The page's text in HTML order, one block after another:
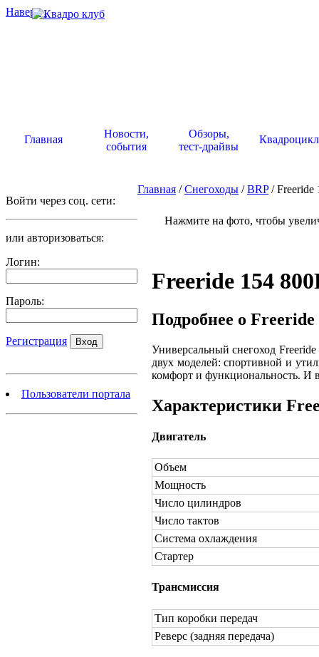
Наверх .
Главная
Новости,
события
Обзоры,
тест-драйвы
Войти через соц. сети:
или авторизоваться:
Логин:
Пароль:
Регистрация
Пользователи портала
Главная /Снегоходы /BRP/ Freeride
Нажмите на фото, чтобы
Freeride 154
Подробнее о
Универсальный снегоход
двух моделей: спортивной и
комфорт и функциональность. И
Характеристики
Двигатель
Объем
Мощность
Число цилиндров
Число тактов
Система охлаждения
Стартер
Трансмиссия
Тип коробки передач
Реверс (задняя передача)